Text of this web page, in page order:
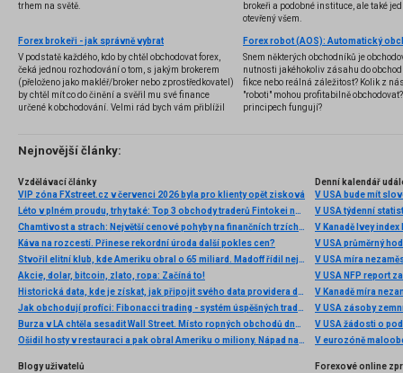
trhem na světě.
brokeři a podobné instituce, ale také
otevřený všem.
Forex brokeři - jak správně vybrat
V podstatě každého, kdo by chtěl obchodovat forex,
čeká jednou rozhodování o tom, s jakým brokerem
(přeloženo jako makléř/broker nebo zprostředkovatel)
by chtěl mít co do činění a svěřil mu své finance
určené k obchodování. Velmi rád bych vám přiblížil
několik příkladů nejznámějších z nich.
Snem některých obchodníků je
nutnosti jakéhokoliv zásahu do
fikce nebo reálná záležitost? Kolik z
"roboti" mohou profitabilně
principech fungují?
Nejnovější články:
Vzdělávací články
VIP zóna FXstreet.cz v červenci 2026 byla pro klienty opět zisková
Léto v plném proudu, trhy také: Top 3 obchody traderů Fintokei na indexech a zlatě
Chamtivost a strach: Největší cenové pohyby na finančních trzích (červenec 2026)
Káva na rozcestí. Přinese rekordní úroda další pokles cen?
Stvořil elitní klub, kde Ameriku obral o 65 miliard. Madoff řídil největší Ponzi dějin
Akcie, dolar, bitcoin, zlato, ropa: Začíná to!
Historická data, kde je získat, jak připojit svého data providera do MultiCharts a proč je budeme potřebovat? (4. díl)
Jak obchodují profíci: Fibonacci trading - systém úspěšných traderů
Burza v LA chtěla sesadit Wall Street. Místo ropných obchodů dnes místem duní basy
Ošidil hosty v restauraci a pak obral Ameriku o miliony. Nápad na obří podvod dostal Ponzi náhodou
Denní kalendář
V USA bude mít
V USA týdenní
V Kanadě Ivey index
V USA průměrný
V USA míra
V USA NFP report
V Kanadě míra
V USA zásoby
V USA žádosti o
V eurozóně
Blogy uživatelů
Forexové online